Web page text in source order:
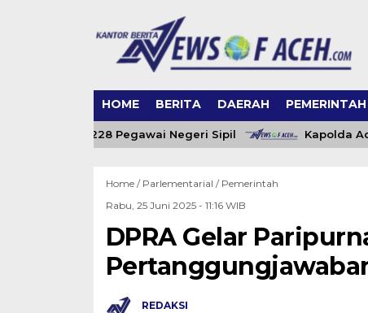
HOME BERITA DAERAH PEMERINTAH
Angkat 228 Pegawai Negeri Sipil Kapolda Aceh
Home / Parlementarial / Pemerintah
Rabu, 25 Juni 2025 - 11:16 WIB
DPRA Gelar
REDAKSI